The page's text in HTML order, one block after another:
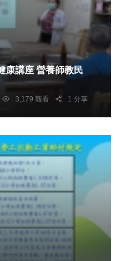
養師教民
3,179 觀看 1 分享